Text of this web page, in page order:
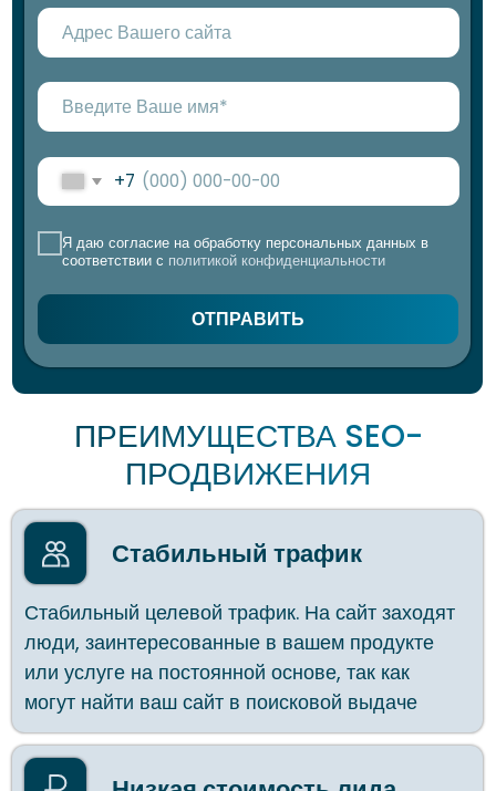
+7
Я даю согласие на обработку персональных данных в
соответствии с политикой конфиденциальности
ПРЕИМУЩЕСТВА SEO-
ПРОДВИЖЕНИЯ
Стабильный целевой трафик. На сайт заходят
люди, заинтересованные в вашем продукте
или услуге на постоянной основе, так как
могут найти ваш сайт в поисковой выдаче
Стабильный трафик
Стоимость привлечения лида уменьшается.
поисковых систем, тем дешевле каждая
заявка и больше количество обращений
Низкая стоимость лида
ПРИНЦИПЫ SEO-